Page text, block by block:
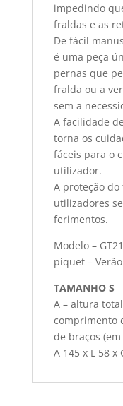
impedindo
fraldas e as
De fácil
é uma peça
pernas que
fralda ou a
sem a
A facilidade
torna os
fáceis para o
utilizador.
A proteção
utilizadores
ferimentos.
Modelo –
piquet – Verão
TAMANHO S
A – altura
comprimento
de braços
A 145 x L 58 x